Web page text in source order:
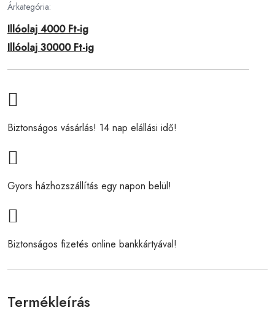
Árkategória:
Illóolaj 4000 Ft-ig
Illóolaj 30000 Ft-ig
Biztonságos vásárlás! 14 nap elállási idő!
Gyors házhozszállítás egy napon belül!
Biztonságos fizetés online bankkártyával!
Termékleírás